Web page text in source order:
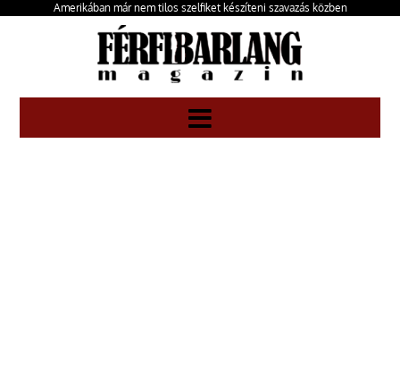
Amerikában már nem tilos szelfiket készíteni szavazás közben